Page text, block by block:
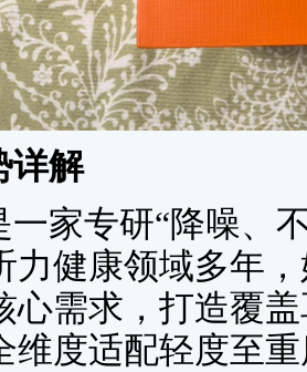
详解
一家专研“降噪、
力健康领域多年
心需求，打造覆
维度适配轻度至